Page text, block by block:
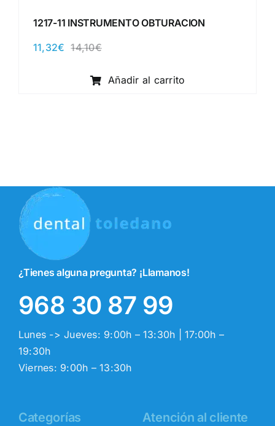
1217-11 INSTRUMENTO OBTURACION
14,10€El
original
era:
11,32€
El
actual
es:
Añadir al carrito
¿Tienes alguna pregunta? ¡Llamanos!
968 30 87 99
Lunes -> Jueves: 9:00h – 13:30h | 17:00h –
19:30h
Viernes: 9:00h – 13:30h
Categorías Atención al cliente